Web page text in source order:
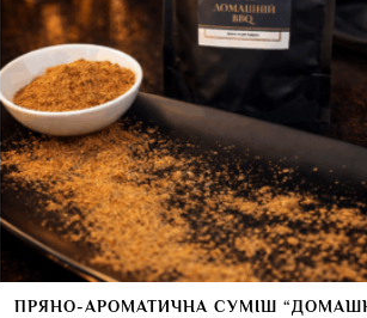
ПРЯНО-АРОМАТИЧНА СУМІШ